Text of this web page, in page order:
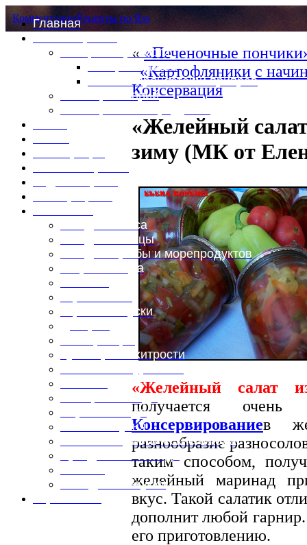
Главная
Специи и пряности
Специи и диета
Каталог пряностей и приправ
Таблица калорий
Блюда из мяса
Блюда из птицы
Блюда из рыбы и морепродуктов
Вторые блюда
Горячие закуски
Кулинарные хитрости
Первые блюда
Полевая кухня
Постные и диетические блюда
Праздничные блюда
Холодные закуски
КомментарииРецепты по Rss
««Печеночные
«Картофляники с
Консервация
«Желейный
зиму (МК от
«Желейный салат
получается
Консервированиев
разнообразие
таким способом,
желейный маринад
вкус. Такой салатик
дополнит любой
его приготовлению.